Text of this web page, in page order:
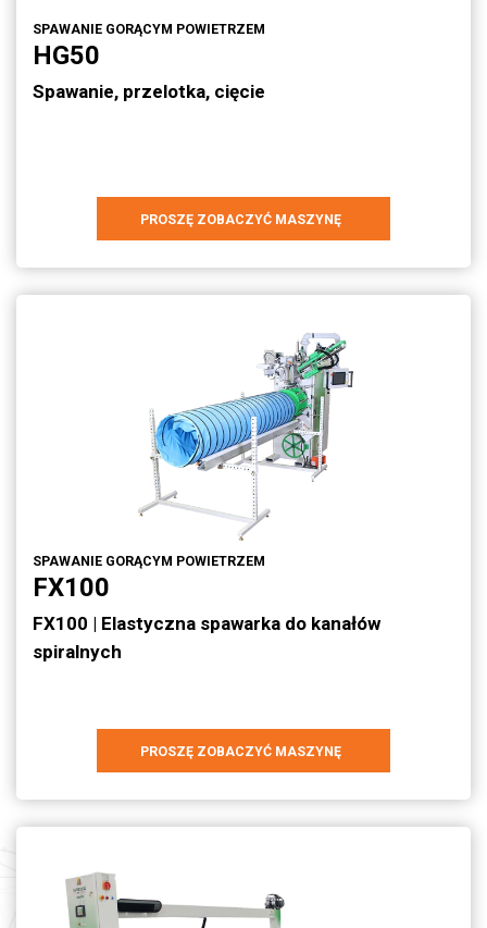
SPAWANIE GORĄCYM POWIETRZEM
HG50
Spawanie, przelotka, cięcie
PROSZĘ ZOBACZYĆ MASZYNĘ
SPAWANIE GORĄCYM POWIETRZEM
FX100
FX100 | Elastyczna spawarka do kanałów
spiralnych
PROSZĘ ZOBACZYĆ MASZYNĘ